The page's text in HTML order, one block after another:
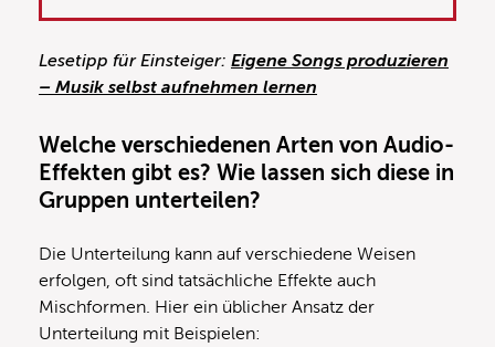
Lesetipp für Einsteiger: Eigene Songs produzieren
– Musik selbst aufnehmen lernen
Welche verschiedenen Arten von Audio-
Effekten gibt es? Wie lassen sich diese in
Gruppen unterteilen?
Die Unterteilung kann auf verschiedene Weisen
erfolgen, oft sind tatsächliche Effekte auch
Mischformen. Hier ein üblicher Ansatz der
Unterteilung mit Beispielen: